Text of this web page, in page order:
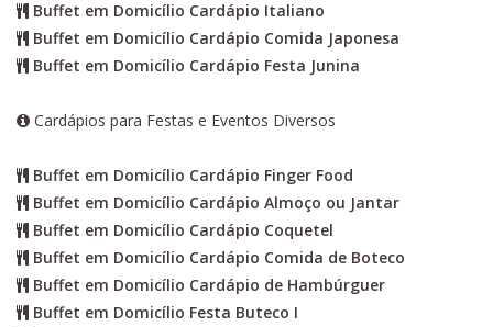
Buffet em Domicílio Cardápio Italiano
Buffet em Domicílio Cardápio Comida Japonesa
Buffet em Domicílio Cardápio Festa Junina
Cardápios para Festas e Eventos Diversos
Buffet em Domicílio Cardápio Finger Food
Buffet em Domicílio Cardápio Almoço ou Jantar
Buffet em Domicílio Cardápio Coquetel
Buffet em Domicílio Cardápio Comida de Boteco
Buffet em Domicílio Cardápio de Hambúrguer
Buffet em Domicílio Festa Buteco I